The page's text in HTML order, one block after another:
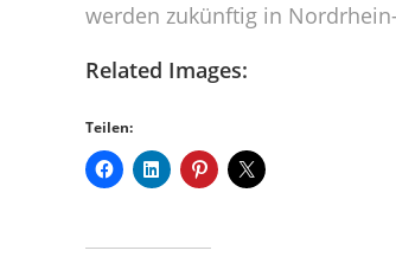
werden zukünftig in
Related Images:
Teilen: